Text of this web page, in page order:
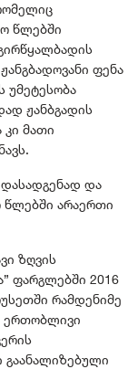
წლებში
ფენა
უმეტესობა
ჟანბგადის
კი მათი
და
წლებში არაერთი
ზღვის
ფარგლებში 2016
რამდენიმე
ერთობლივი
გაანალიზებული